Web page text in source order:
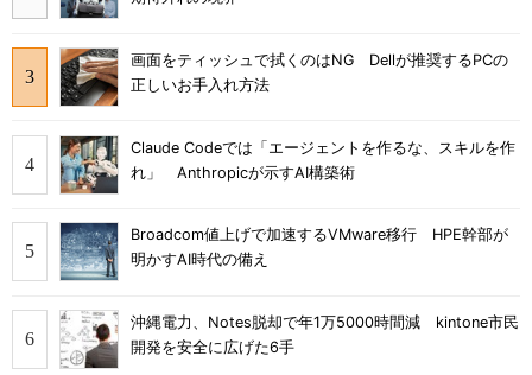
画面をティッシュで拭くのはNG Dellが推奨するPCの
正しいお手入れ方法
Claude Codeでは「エージェントを作るな、スキルを作
れ」 Anthropicが示すAI構築術
Broadcom値上げで加速するVMware移行 HPE幹部が
明かすAI時代の備え
沖縄電力、Notes脱却で年1万5000時間減 kintone市民
開発を安全に広げた6手